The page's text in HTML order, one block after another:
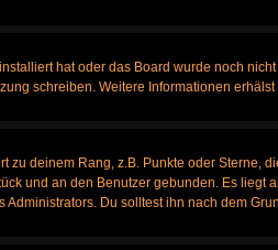
hat oder das Board wurde noch
schreiben. Weitere Informationen
deinem Rang, z.B. Punkte oder
und an den Benutzer gebunden. Es
Du solltest ihn nach dem